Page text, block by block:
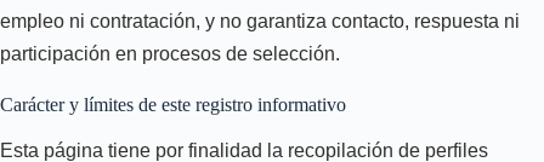
empleo ni contratación, y no garantiza contacto, respuesta ni
participación en procesos de selección.
Carácter y límites de este registro informativo
Esta página tiene por finalidad la recopilación de perfiles